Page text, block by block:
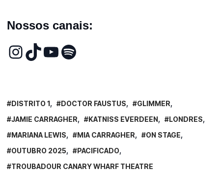
Nossos canais:
DISTRITO 1 DOCTOR FAUSTUS
GLIMMER
JAMIE CARRAGHER
KATNISS EVERDEEN
LONDRES
MARIANA LEWIS
MIA CARRAGHER
ON STAGE
OUTUBRO 2025
PACIFICADO
TROUBADOUR CANARY WHARF THEATRE